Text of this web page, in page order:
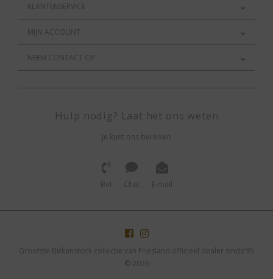
KLANTENSERVICE
MIJN ACCOUNT
NEEM CONTACT OP
Hulp nodig? Laat het ons weten
Je kunt ons bereiken
Bel Chat E-mail
Grootste Birkenstock collectie van Friesland officieel dealer sinds'95
© 2026